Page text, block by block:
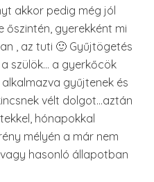
akkor pedig még jól
őszintén, gyerekként mi
, az tuti 🙂 Gyűjtögetés
szülök… a gyerkőcök
gyűjtenek és
vélt dolgot…aztán
hónapokkal
mélyén a már nem
hasonló állapotban